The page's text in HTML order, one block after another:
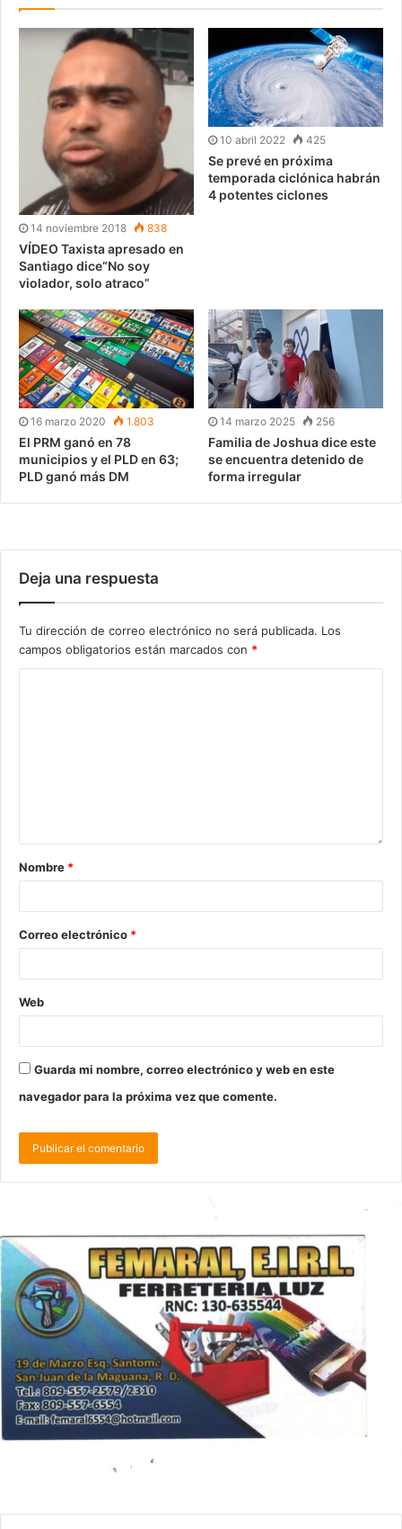
14 noviembre 2018 838
VÍDEO Taxista apresado en
Santiago dice“No soy
violador, solo atraco”
10 abril 2022 425
Se prevé en próxima
temporada ciclónica habrán
4 potentes ciclones
16 marzo 2020 1.803
El PRM ganó en 78
municipios y el PLD en 63;
PLD ganó más DM
14 marzo 2025 256
Familia de Joshua dice este
se encuentra detenido de
forma irregular
Deja una respuesta
Tu dirección de correo electrónico no será publicada. Los
campos obligatorios están marcados con *
Nombre *
Correo electrónico *
Web
Guarda mi nombre, correo electrónico y web en este
navegador para la próxima vez que comente.